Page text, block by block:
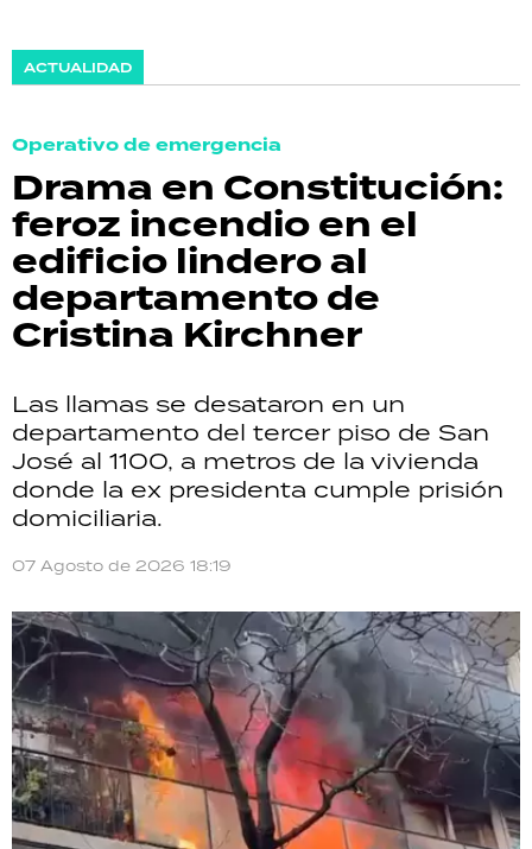
ACTUALIDAD
Operativo de emergencia
Drama en Constitución:
feroz incendio en el
edificio lindero al
departamento de
Cristina Kirchner
Las llamas se desataron en un
departamento del tercer piso de San
José al 1100, a metros de la vivienda
donde la ex presidenta cumple prisión
domiciliaria.
07 Agosto de 2026 18:19